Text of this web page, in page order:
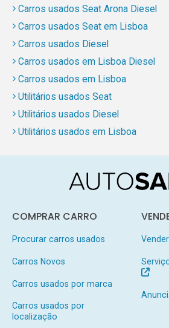
Carros usados Seat Arona Diesel
Carros usados Seat em Lisboa
Carros usados Diesel
Carros usados em Lisboa Diesel
Carros usados em Lisboa
Utilitários usados Seat
Utilitários usados Diesel
Utilitários usados em Lisboa
COMPRAR CARRO
Procurar carros usados
Carros Novos
Carros usados por marca
Carros usados por
localização